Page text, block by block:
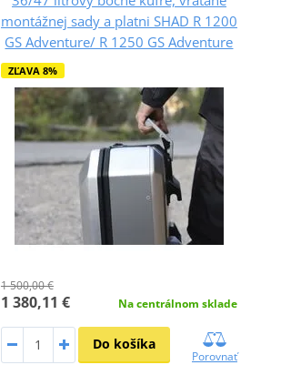
montážnej sady a platni SHAD R 1200
GS Adventure/ R 1250 GS Adventure
ZĽAVA 8%
1 500,00 €
1 380,11 € Na centrálnom sklade
Do košíka
Porovnať